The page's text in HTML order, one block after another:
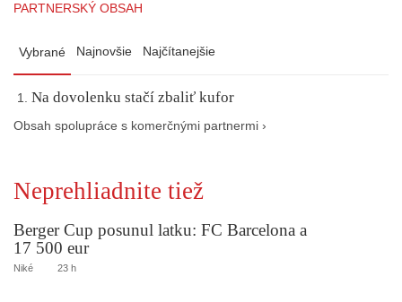
PARTNERSKÝ OBSAH
Vybrané Najnovšie Najčítanejšie
Na dovolenku stačí zbaliť kufor
Obsah spolupráce s komerčnými partnermi ›
Neprehliadnite tiež
Berger Cup posunul latku: FC Barcelona a
17 500 eur
Niké 23 h